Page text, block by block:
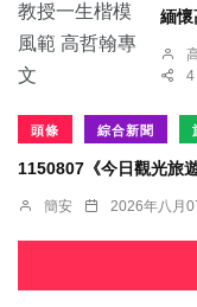
緬懷
4
頭條 綜合新聞
1150807《今日觀光旅
簡安 2026年八月